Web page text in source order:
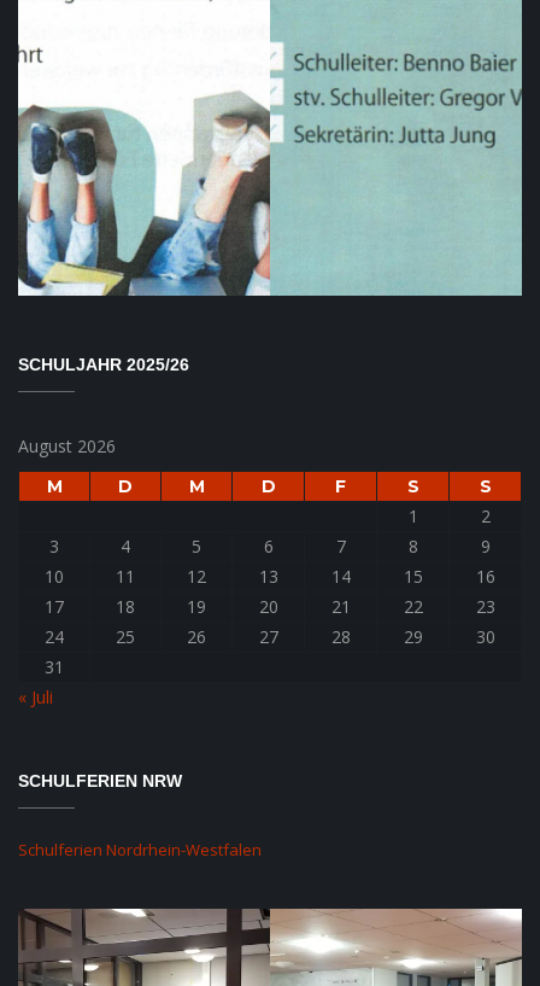
SCHULJAHR 2025/26
August 2026
M D M D F S S
1
2
3
4 5 6 7 8
9
10
11 12 13 14 15
16
17
18 19 20 21 22
23
24
25 26 27 28 29
30
31
« Juli
SCHULFERIEN NRW
Schulferien Nordrhein-Westfalen